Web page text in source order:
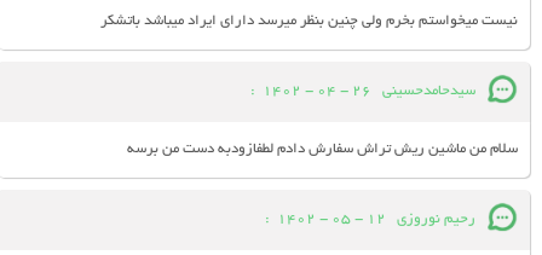
نیست میخواستم بخرم ولی چنین بنظر میرسد دارای ایراد میباشد باتشکر
سیدحامدحسینی 26 - 04 - 1402
:
سلام من ماشین ریش تراش سفارش دادم لطفازودبه دست من برسه
رحیم نوروزی 12 - 05 - 1402
: